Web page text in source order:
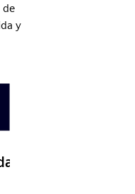
de
y